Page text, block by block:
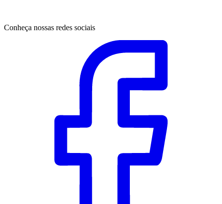
Conheça nossas redes sociais